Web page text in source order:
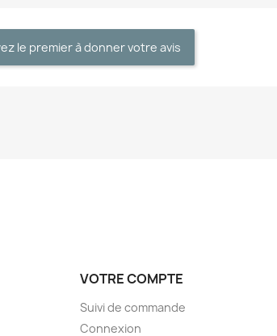
le premier à donner votre avis
VOTRE COMPTE
Suivi de commande
Connexion